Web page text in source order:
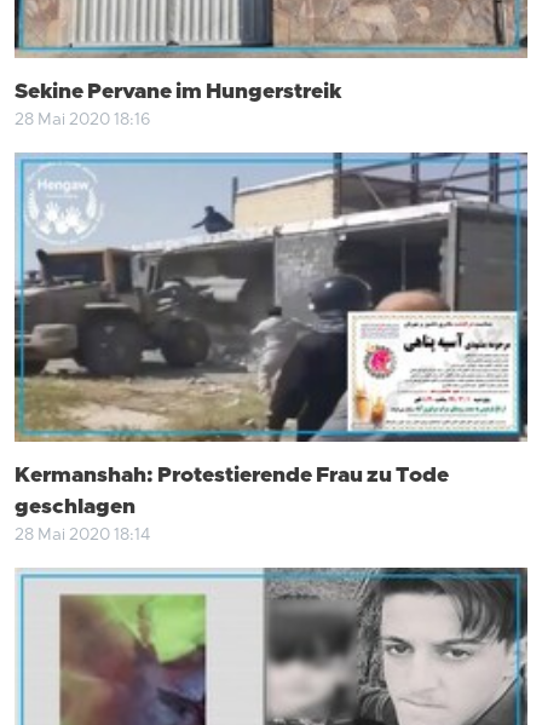
Sekine Pervane im Hungerstreik
28 Mai 2020 18:16
Kermanshah: Protestierende Frau zu Tode
geschlagen
28 Mai 2020 18:14